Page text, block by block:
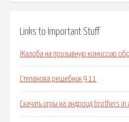
Links to Important Stuff
Жалоба на призывную комиссию
Степанова решебник 9 11
Скачать игры на андроид brothers in